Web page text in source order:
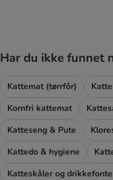
Har du ikke funnet
Kattemat (tørrfôr)
Kornfri kattemat
Katteseng & Pute
Kattedo & hygiene
Katteskåler og